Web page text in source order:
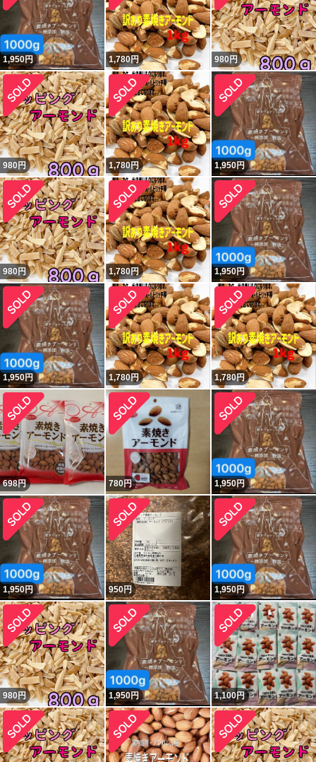
1,950円 1,780円 980円
980円 1,780円 1,950円
980円 1,780円 1,950円
1,950円 1,780円 1,780円
698円 780円 1,950円
1,950円 950円 1,950円
980円 1,950円 1,100円